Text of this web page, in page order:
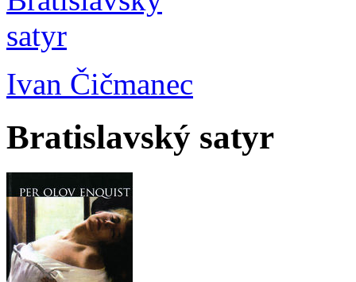
Ivan Čičmanec
Bratislavský satyr